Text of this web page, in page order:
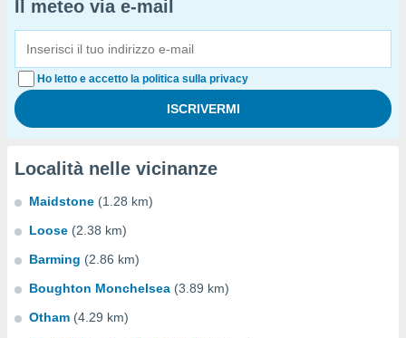
Il meteo via e-mail
Ho letto e accetto la politica sulla privacy
Località nelle vicinanze
Maidstone (1.28 km)
Loose (2.38 km)
Barming (2.86 km)
Boughton Monchelsea (3.89 km)
Otham (4.29 km)